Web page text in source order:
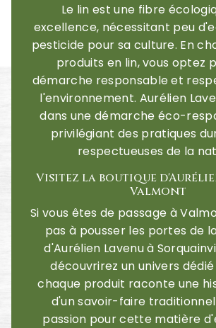
Le lin est une fibre
excellence, nécessitant peu
pesticide pour sa culture. En
produits en lin, vous optez
démarche responsable et
l'environnement. Aurélien
dans une démarche éco-
privilégiant des pratiques
respectueuses de la
Visitez la boutique
Valmont
Si vous êtes de passage à
pas à pousser les portes de
d'Aurélien Lavenu à
découvrirez un univers dédié
chaque produit raconte une
d'un savoir-faire
passion pour cette matière